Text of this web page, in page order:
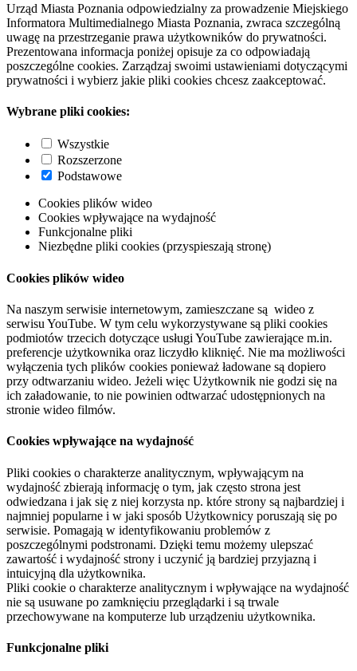
Urząd Miasta Poznania odpowiedzialny za prowadzenie Miejskiego
Informatora Multimedialnego Miasta Poznania, zwraca szczególną
uwagę na przestrzeganie prawa użytkowników do prywatności.
Prezentowana informacja poniżej opisuje za co odpowiadają
poszczególne cookies. Zarządzaj swoimi ustawieniami dotyczącymi
prywatności i wybierz jakie pliki cookies chcesz zaakceptować.
Wybrane pliki cookies:
Wszystkie
Rozszerzone
Podstawowe
Cookies plików wideo
Cookies wpływające na wydajność
Funkcjonalne pliki
Niezbędne pliki cookies (przyspieszają stronę)
Cookies plików wideo
Na naszym serwisie internetowym, zamieszczane są wideo z
serwisu YouTube. W tym celu wykorzystywane są pliki cookies
podmiotów trzecich dotyczące usługi YouTube zawierające m.in.
preferencje użytkownika oraz liczydło kliknięć. Nie ma możliwości
wyłączenia tych plików cookies ponieważ ładowane są dopiero
przy odtwarzaniu wideo. Jeżeli więc Użytkownik nie godzi się na
ich załadowanie, to nie powinien odtwarzać udostępnionych na
stronie wideo filmów.
Cookies wpływające na wydajność
Pliki cookies o charakterze analitycznym, wpływającym na
wydajność zbierają informację o tym, jak często strona jest
odwiedzana i jak się z niej korzysta np. które strony są najbardziej i
najmniej popularne i w jaki sposób Użytkownicy poruszają się po
serwisie. Pomagają w identyfikowaniu problemów z
poszczególnymi podstronami. Dzięki temu możemy ulepszać
zawartość i wydajność strony i uczynić ją bardziej przyjazną i
intuicyjną dla użytkownika.
Pliki cookie o charakterze analitycznym i wpływające na wydajność
nie są usuwane po zamknięciu przeglądarki i są trwale
przechowywane na komputerze lub urządzeniu użytkownika.
Funkcjonalne pliki